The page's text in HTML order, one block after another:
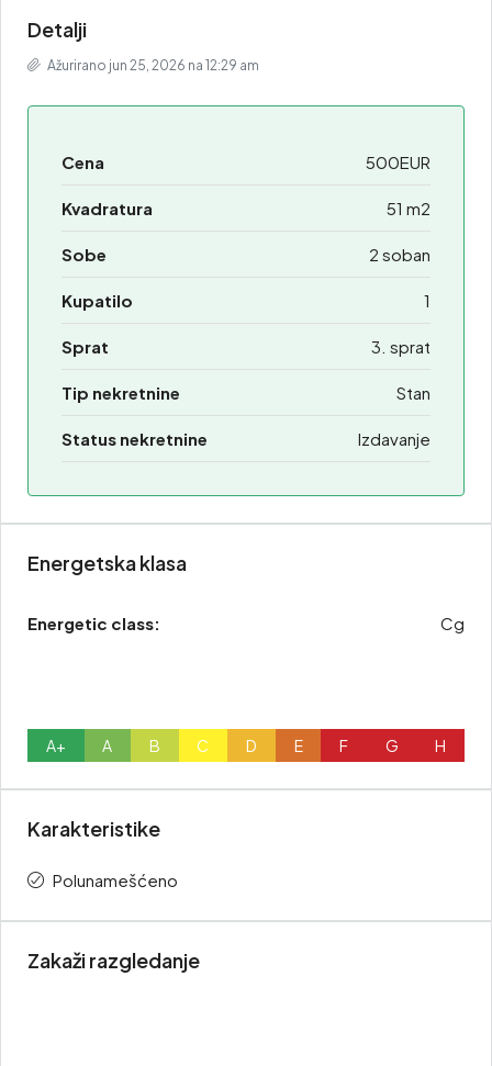
Detalji
Ažurirano jun 25, 2026 na 12:29 am
Cena 500EUR
Kvadratura 51 m2
Sobe 2 soban
Kupatilo 1
Sprat 3. sprat
Tip nekretnine Stan
Status nekretnine Izdavanje
Energetska klasa
Energetic class: Cg
A+ A B C D E F G H
Karakteristike
Polunamešćeno
Zakaži razgledanje